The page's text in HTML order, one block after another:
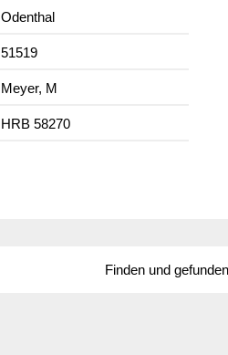
Odenthal
51519
Meyer, M
HRB 58270
Finden und